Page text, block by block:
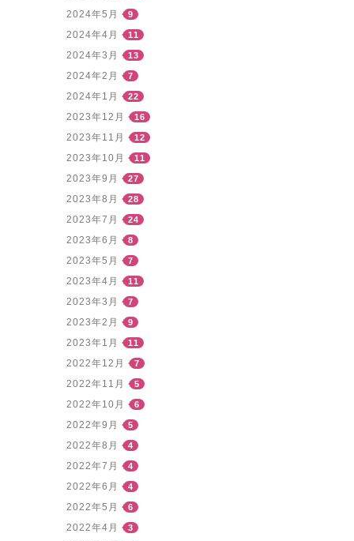
2024年5月 9
2024年4月 11
2024年3月 13
2024年2月 7
2024年1月 22
2023年12月 16
2023年11月 12
2023年10月 11
2023年9月 27
2023年8月 28
2023年7月 24
2023年6月 8
2023年5月 7
2023年4月 11
2023年3月 7
2023年2月 9
2023年1月 11
2022年12月 7
2022年11月 5
2022年10月 6
2022年9月 5
2022年8月 4
2022年7月 4
2022年6月 4
2022年5月 6
2022年4月 3